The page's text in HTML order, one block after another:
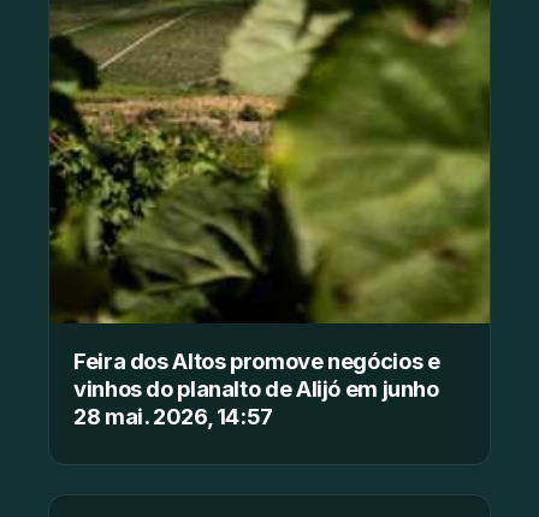
Feira dos Altos promove negócios e
vinhos do planalto de Alijó em junho
28 mai. 2026, 14:57